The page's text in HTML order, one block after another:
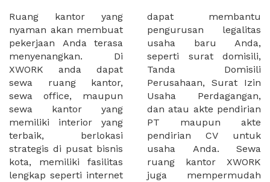
Ruang kantor yang
nyaman akan membuat
pekerjaan Anda terasa
menyenangkan. Di
XWORK anda dapat
sewa ruang kantor,
sewa office, maupun
sewa kantor yang
memiliki interior yang
terbaik, berlokasi
strategis di pusat bisnis
kota, memiliki fasilitas
lengkap seperti internet
dapat membantu
pengurusan legalitas
usaha baru Anda,
seperti surat domisili,
Tanda Domisili
Perusahaan, Surat Izin
Usaha Perdagangan,
dan atau akte pendirian
PT maupun akte
pendirian CV untuk
usaha Anda. Sewa
ruang kantor XWORK
juga mempermudah